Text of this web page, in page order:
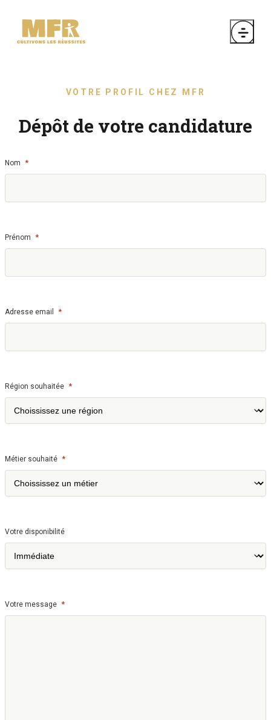
VOTRE PROFIL CHEZ MFR
Dépôt de votre candidature
Nom *
Prénom *
Adresse email *
Région souhaitée *
Métier souhaité *
Votre disponibilité
Votre message *